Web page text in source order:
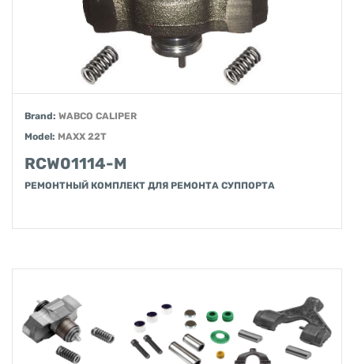
Brand: WABCO CALIPER
Model: MAXX 22T
RCW01114-M
РЕМОНТНЫЙ КОМПЛЕКТ ДЛЯ РЕМОНТА СУППОРТА